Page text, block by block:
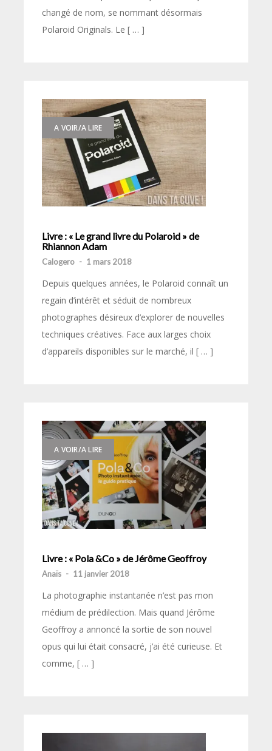
changé de nom, se nommant désormais
Polaroid Originals. Le [ … ]
A VOIR/A LIRE
Livre : « Le grand livre du Polaroid » de
Rhiannon Adam
Calogero - 1 mars 2018
Depuis quelques années, le Polaroid connaît un
regain d’intérêt et séduit de nombreux
photographes désireux d’explorer de nouvelles
techniques créatives. Face aux larges choix
d’appareils disponibles sur le marché, il [ … ]
A VOIR/A LIRE
Livre : « Pola &Co » de Jérôme Geoffroy
Anaïs - 11 janvier 2018
La photographie instantanée n’est pas mon
médium de prédilection. Mais quand Jérôme
Geoffroy a annoncé la sortie de son nouvel
opus qui lui était consacré, j’ai été curieuse. Et
comme, [ … ]